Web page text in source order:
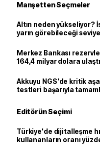
Manşetten Seçmeler
Altın neden yükseliyor?
yarın görebileceği
Merkez Bankası
164,4 milyar dolara ulaştı
Akkuyu NGS'de kritik
testleri başarıyla
Editörün Seçimi
Türkiye'de dijitalleşme
kullananların oranı